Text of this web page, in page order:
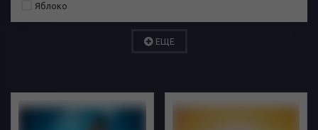
Яблоко
ЕЩЕ